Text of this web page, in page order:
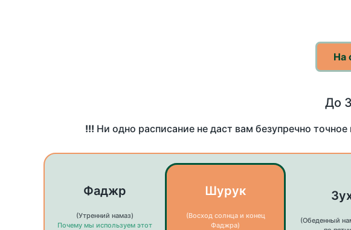
На
До
!!! Ни одно расписание не даст вам безупречно
Фаджр
(Утренний намаз)
Почему мы используем этот
Шурук
(Восход солнца и конец
Фаджра)
(Обеденный